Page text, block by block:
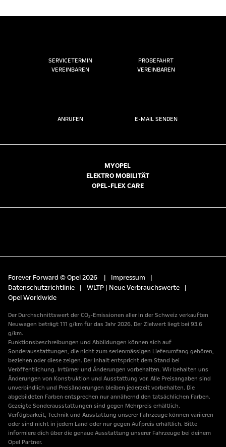
SERVICETERMIN
VEREINBAREN
PROBEFAHRT
VEREINBAREN
ANRUFEN E-MAIL SENDEN
MYOPEL
ELEKTRO MOBILITÄT
OPEL-FLEX CARE
Forever Forward © Opel 2026 | Impressum
|
Datenschutzrichtlinie
| WLTP | Neue Verbrauchswerte
|
Opel Worldwide
Der Durchschnittswert der CO₂-Emissionen aller in der Schweiz verkauften
Neuwagen beträgt 111 g/km für das Jahr 2026. Der Zielwert liegt bei 93.6
g/km.
Funktionsbeschreibungen und Abbildungen können sich auf
Sonderausstattungen, die nicht zum serienmässigen Lieferumfang gehören,
beziehen oder diese zeigen. Der Inhalt entspricht dem Stand bei
Veröffentlichung. Irrtümer und Änderungen vorbehalten. Wir behalten uns
Änderungen von Konstruktion und Ausstattung vor. Alle Preisangaben sind
unverbindlich und Preisänderungen bleiben jederzeit vorbehalten. Die
abgebildeten Farben entsprechen nur annähernd den tatsächlichen Farben.
Gezeigte Sonderausstattungen sind gegen Mehrpreis erhältlich.
Verfügbarkeit, Technik und Ausstattung unserer Fahrzeuge können variieren
oder sind nicht in jedem Land oder nur gegen Aufpreis erhältlich. Bitte
informiere dich über die genaue Ausstattung unserer Fahrzeuge bei deinem
Opel Partner.